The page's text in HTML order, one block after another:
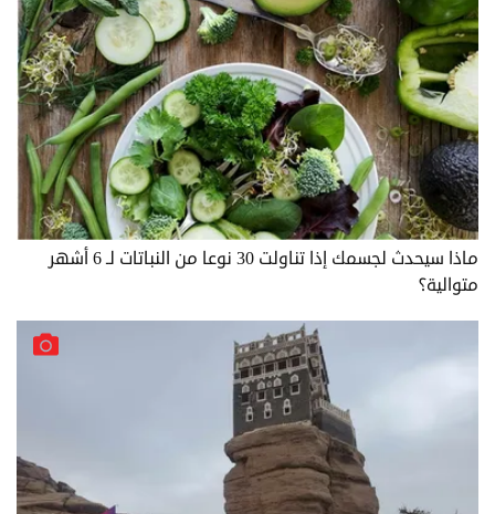
ماذا سيحدث لجسمك إذا تناولت 30 نوعا من النباتات لـ 6 أشهر
متوالية؟